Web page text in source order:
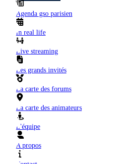
Agenda gso parisien
In real life
Live streaming
Les grands invités
La carte des forums
La carte des animateurs
L'équipe
A propos